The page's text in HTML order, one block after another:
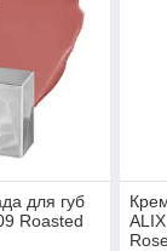
для губ
Roasted